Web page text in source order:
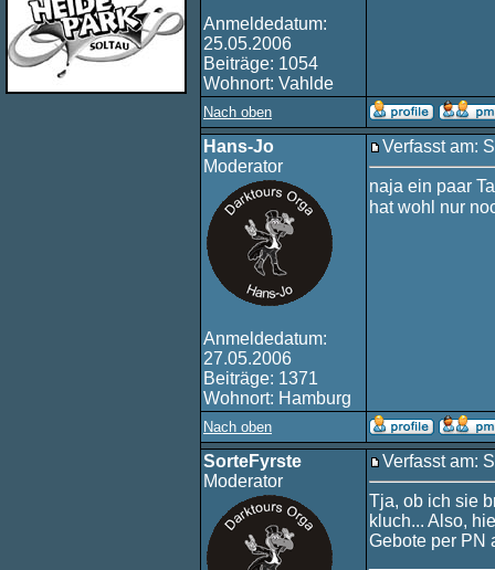
Anmeldedatum:
25.05.2006
Beiträge: 1054
Wohnort: Vahlde
Nach oben
Hans-Jo
Moderator
Anmeldedatum:
27.05.2006
Beiträge: 1371
Wohnort: Hamburg
Verfasst am:
naja ein paar
hat wohl nur
Nach oben
SorteFyrste
Moderator
Verfasst am:
Tja, ob ich sie
kluch... Also,
Gebote per PN